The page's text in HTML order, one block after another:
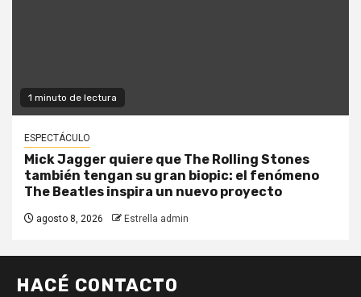
1 minuto de lectura
ESPECTÁCULO
Mick Jagger quiere que The Rolling Stones
también tengan su gran biopic: el fenómeno
The Beatles inspira un nuevo proyecto
agosto 8, 2026 Estrella admin
HACÉ CONTACTO